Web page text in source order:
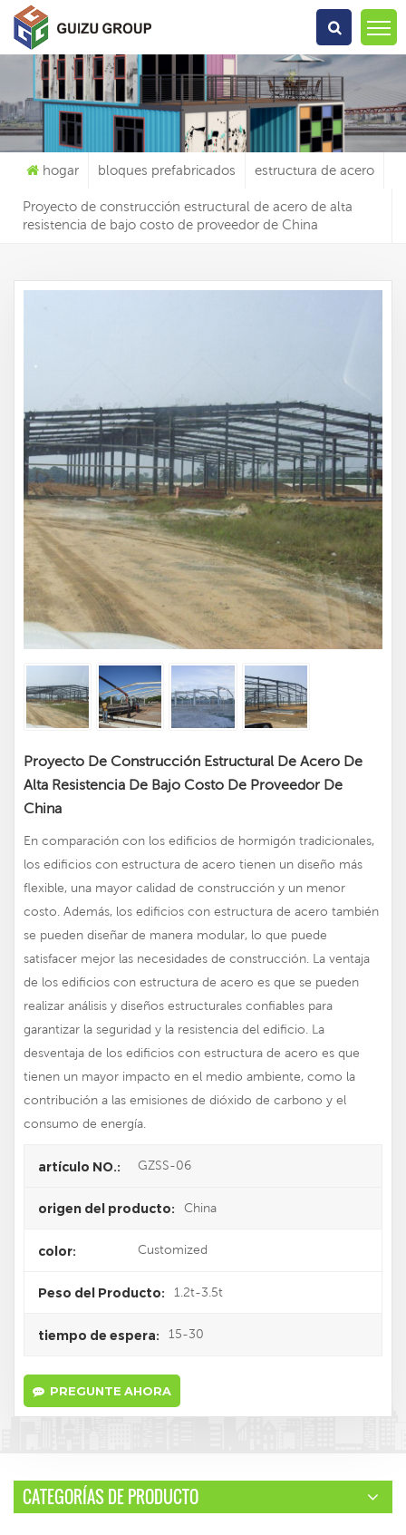
Qué Estás Buscando?
hogar bloques prefabricados estructura de acero
Proyecto de construcción estructural de acero de alta
resistencia de bajo costo de proveedor de China
Proyecto De Construcción Estructural De Acero De
Alta Resistencia De Bajo Costo De Proveedor De
China
En comparación con los edificios de hormigón tradicionales,
los edificios con estructura de acero tienen un diseño más
flexible, una mayor calidad de construcción y un menor
costo. Además, los edificios con estructura de acero también
se pueden diseñar de manera modular, lo que puede
satisfacer mejor las necesidades de construcción. La ventaja
de los edificios con estructura de acero es que se pueden
realizar análisis y diseños estructurales confiables para
garantizar la seguridad y la resistencia del edificio. La
desventaja de los edificios con estructura de acero es que
tienen un mayor impacto en el medio ambiente, como la
contribución a las emisiones de dióxido de carbono y el
consumo de energía.
artículo NO.: GZSS-06
origen del producto: China
color: Customized
Peso del Producto: 1.2t-3.5t
tiempo de espera: 15-30
PREGUNTE AHORA
CATEGORÍAS DE PRODUCTO